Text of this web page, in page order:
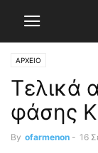
ΑΡΧΕΙΟ
Τελικά
φάσης
By ofarmenon - 16